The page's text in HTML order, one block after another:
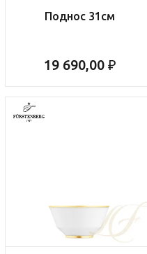
Поднос 31см
19 690,00 ₽